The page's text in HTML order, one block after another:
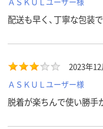
配送も早く、丁寧な包装
2023年12
ＡＳＫＵＬユーザー様
脱着が楽ちんで使い勝手